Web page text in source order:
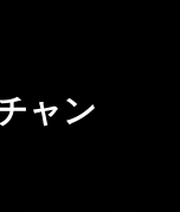
ャン